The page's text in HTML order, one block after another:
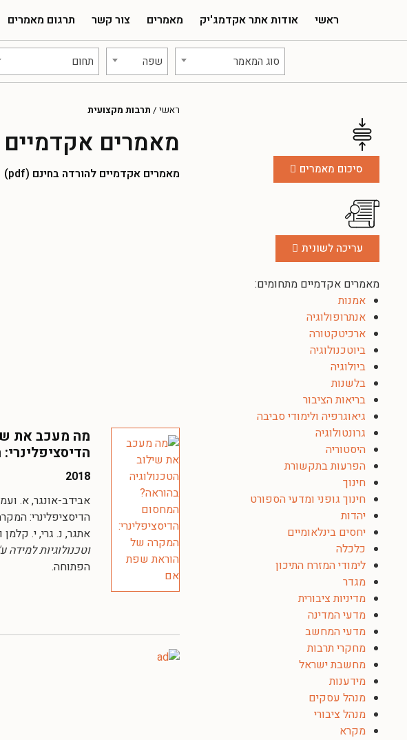
ראשי אודות אתר אקדמג'יק מאמרים צור קשר תרגום מאמרים
סוג המאמר שפה תחום
סיכום מאמרים
עריכה לשונית
מאמרים אקדמיים מתחומים:
אמנות
אנתרופולוגיה
ארכיטקטורה
ביוטכנולוגיה
ביולוגיה
בלשנות
בריאות הציבור
גיאוגרפיה ולימודי סביבה
גרונטולוגיה
היסטוריה
הפרעות בתקשורת
חינוך
חינוך גופני ומדעי הספורט
יהדות
יחסים בינלאומיים
כלכלה
לימודי המזרח התיכון
מגדר
מדיניות ציבורית
מדעי המדינה
מדעי המחשב
מחקרי תרבות
מחשבת ישראל
מידענות
מנהל עסקים
מנהל ציבורי
מקרא
ראשי / תרבות מקצועית
מאמרים
מאמרים אקדמיים להורדה בחינם (pdf)
מה מעכב את
2018
הדיסציפלינרי:
אתגר, נ. גרי, י. קלמן
וטכנולוגיות
הפתוחה.